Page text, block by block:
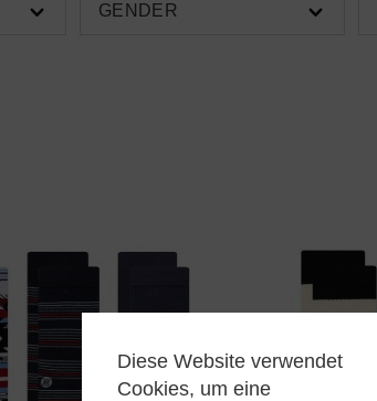
GENDER
Diese Website verwendet
Cookies, um eine